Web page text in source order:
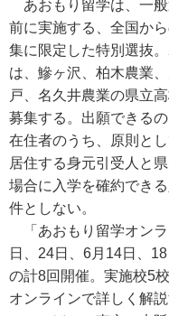
あおもり留学は、一般
前に実施する、全国か
集に限定した特別選抜
は、鰺ヶ沢、柏木農業
戸、名久井農業の県立
募集する。出願できる
在住者のうち、原則と
居住する身元引受人と
場合に入学を確約でき
件としない。
「あおもり留学オン
日、24日、6月14日、
の計8回開催。実施校5
オンラインで詳しく解説